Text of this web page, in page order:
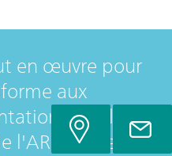
en œuvre pour
aux
qu'il
l'ARC ou des